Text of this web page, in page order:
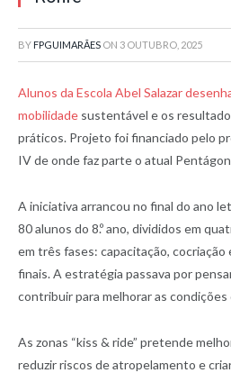
BY FPGUIMARÃES ON 3 OUTUBRO, 2025
Alunos da Escola Abel Salazar
mobilidade sustentável e os
práticos. Projeto foi financiado pelo
IV de onde faz parte o atual
A iniciativa arrancou no final do ano
80 alunos do 8.º ano, divididos em
em três fases: capacitação,
finais. A estratégia passava por
contribuir para melhorar as condições
As zonas “kiss & ride” pretende
reduzir riscos de atropelamento e